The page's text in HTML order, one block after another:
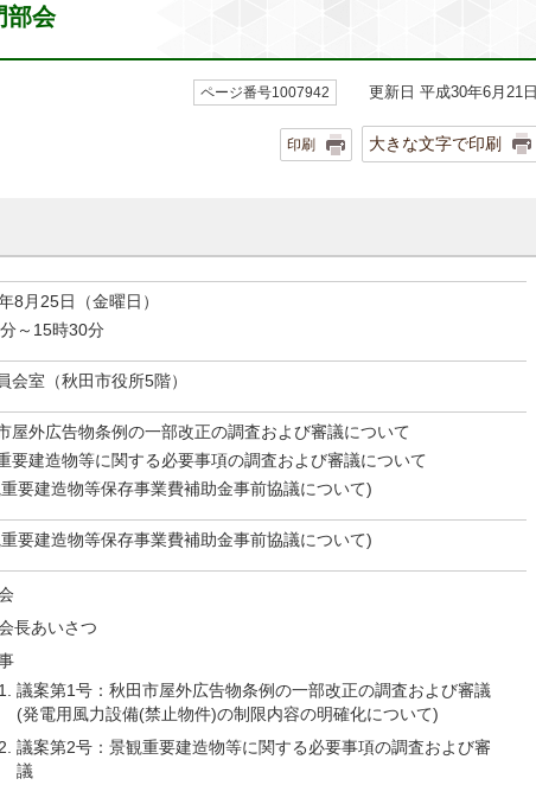
部会
ページ番号1007942 更新日 平成30年6月21日
印刷 大きな文字で印刷
8月25日（金曜日）
～15時30分
会室（秋田市役所5階）
屋外広告物条例の一部改正の調査および審議について
要建造物等に関する必要事項の調査および審議について
要建造物等保存事業費補助金事前協議について)
要建造物等保存事業費補助金事前協議について)
長あいさつ
議案第1号：秋田市屋外広告物条例の一部改正の調査および審議
(発電用風力設備(禁止物件)の制限内容の明確化について)
議案第2号：景観重要建造物等に関する必要事項の調査および審
議